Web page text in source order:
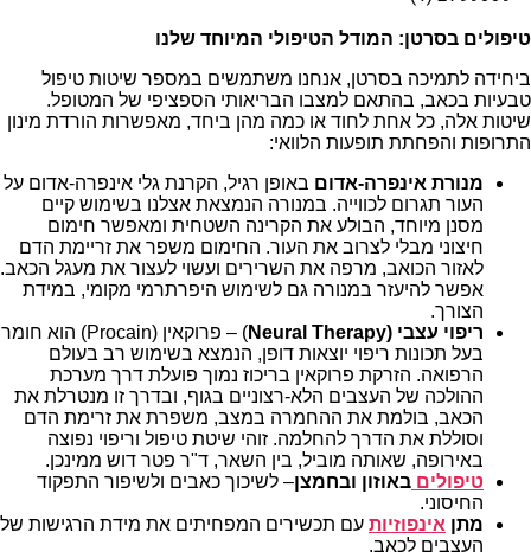
טיפולים בסרטן: המודל הטיפולי המיוחד שלנו
ביחידה לתמיכה בסרטן, אנחנו משתמשים במספר שיטות טיפול
טבעיות בכאב, בהתאם למצבו הבריאותי הספציפי של המטופל.
שיטות אלה, כל אחת לחוד או כמה מהן ביחד, מאפשרות הורדת מינון
התרופות והפחתת תופעות הלוואי:
מנורת אינפרה-אדום באופן רגיל, הקרנת גלי אינפרה-אדום על
העור תגרום לכווייה. במנורה הנמצאת אצלנו בשימוש קיים
מסנן מיוחד, הבולע את הקרינה השטחית ומאפשר חימום
חיצוני מבלי לצרוב את העור. החימום משפר את זריימת הדם
לאזור הכואב, מרפה את השרירים ועשוי לעצור את מעגל הכאב.
אפשר להיעזר במנורה גם לשימוש היפרתרמי מקומי, במידת
הצורך.
ריפוי עצבי (Neural Therapy
) – פרוקאין (Procain) הוא חומר
בעל תכונות ריפוי יוצאות דופן, הנמצא בשימוש רב בעולם
הרפואה. הזרקת פרוקאין בריכוז נמוך פועלת דרך מערכת
ההולכה של העצבים הלא-רצוניים בגוף, ובדרך זו מנטרלת את
הכאב, בולמת את ההחמרה במצב, משפרת את זרימת הדם
וסוללת את הדרך להחלמה. זוהי שיטת טיפול וריפוי נפוצה
באירופה, שאותה מוביל, בין השאר, ד"ר פטר דוש ממינכן.
טיפולים באוזון ובחמצן– לשיכוך כאבים ולשיפור התפקוד
החיסוני.
מתן אינפוזיות עם תכשירים המפחיתים את מידת הרגישות של
העצבים לכאב.